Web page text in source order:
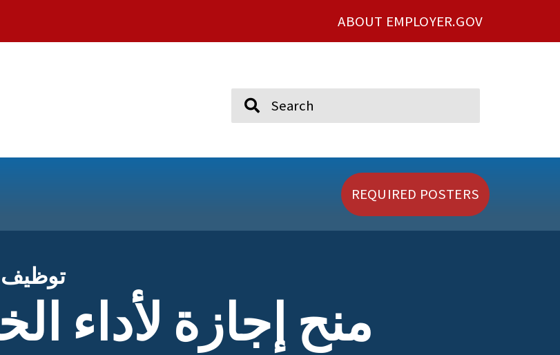
ABOUT EMPLOYER.GOV
REQUIRED POSTERS
توظيف
منح إجازة لأداء